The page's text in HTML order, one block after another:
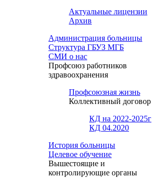
Актуальные лицензии
Архив
Администрация больницы
Структура ГБУЗ МГБ
СМИ о нас
Профсоюз работников
здравоохранения
Профсоюзная жизнь
Коллективный договор
КД на 2022-2025г
КД 04.2020
История больницы
Целевое обучение
Вышестоящие и
контролирующие органы